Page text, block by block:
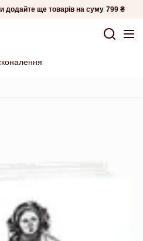
додайте ще товарів на суму 799 ₴